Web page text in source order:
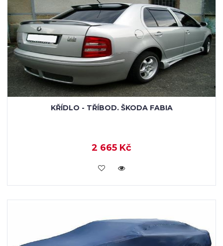
KŘÍDLO - TŘÍBOD. ŠKODA FABIA
2 665 Kč
KOUPIT